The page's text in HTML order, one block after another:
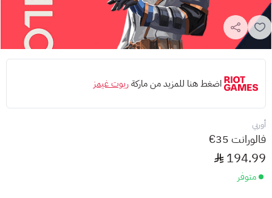
اضغط هنا للمزيد من ماركةريوت غيمز
أوربي
فالورانت 35€
194.99
متوفر